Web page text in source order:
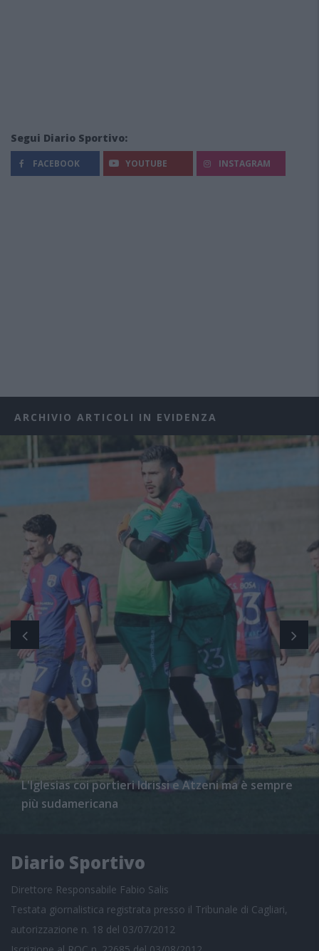
Segui Diario Sportivo:
FACEBOOK YOUTUBE INSTAGRAM
ARCHIVIO ARTICOLI IN EVIDENZA
L'Iglesias coi portieri Idrissi e Atzeni ma è sempre
più sudamericana
Diario Sportivo
Direttore Responsabile Fabio Salis
Testata giornalistica registrata presso il Tribunale di Cagliari,
autorizzazione n. 18 del 03/07/2012